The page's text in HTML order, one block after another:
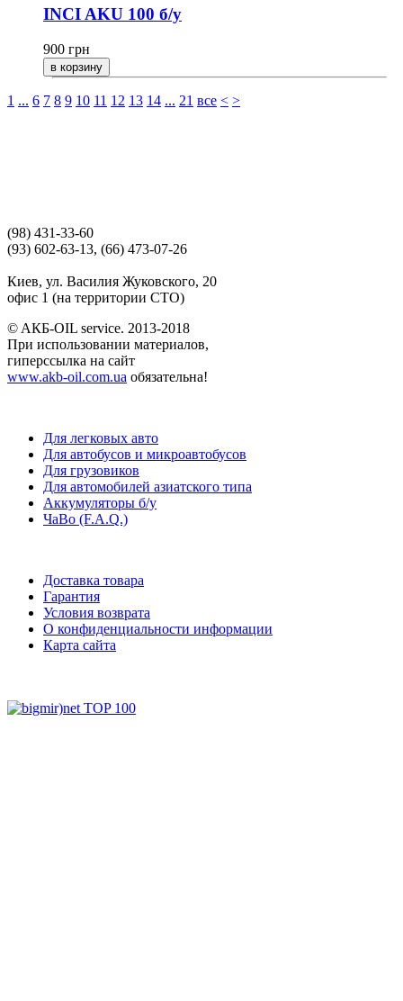
INCI AKU 100 б/у
900 грн
1 ... 6 7 8 9 10 11 12 13 14 ... 21 все < >
(98) 431-33-60
(93) 602-63-13, (66) 473-07-26
Киев, ул. Василия Жуковского, 20
офис 1 (на территории СТО)
© AКБ-OIL service. 2013-2018
При использовании материалов,
гиперссылка на сайт
www.akb-oil.com.ua обязательна!
Для легковых авто
Для автобусов и микроавтобусов
Для грузовиков
Для автомобилей азиатского типа
Аккумуляторы б/у
ЧаВо (F.A.Q.)
Доставка товара
Гарантия
Условия возврата
О конфиденциальности информации
Карта сайта